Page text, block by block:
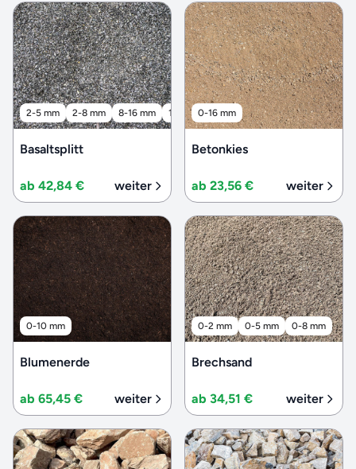
2-5 mm 2-8 mm 8-16 mm 16-32 mm 32-56 mm
Basaltsplitt
ab 42,84 € weiter
0-16 mm
Betonkies
ab 23,56 € weiter
0-10 mm
Blumenerde
ab 65,45 € weiter
0-2 mm 0-5 mm 0-8 mm
Brechsand
ab 34,51 € weiter